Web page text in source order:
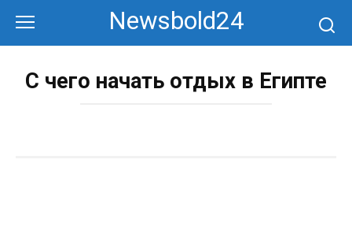
контенту
Newsbold24
С чего начать отдых в Египте